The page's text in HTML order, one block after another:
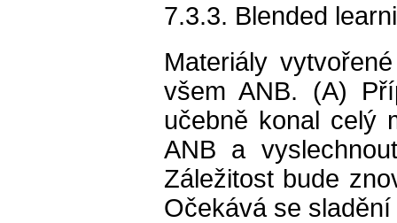
7.3.3. Blended
Materiály
všem ANB. (A)
učebně konal celý
ANB a
Záležitost bude
Očekává se